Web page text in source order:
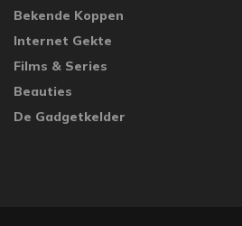
Bekende Koppen
Internet Gekte
Films & Series
Beauties
De Gadgetkelder